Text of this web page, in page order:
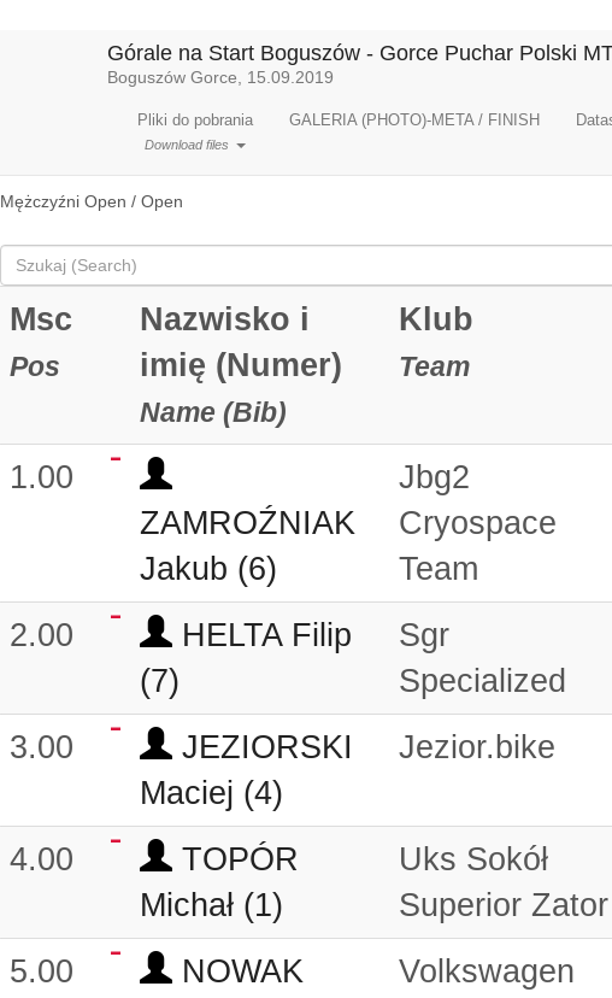
Górale na Start Boguszów - Gorce Puchar Polski
Boguszów Gorce, 15.09.2019
Pliki do pobrania
Download files
GALERIA (PHOTO)-META / FINISH
Mężczyźni Open / Open
Msc
Pos
Nazwisko i
imię (Numer)
Name (Bib)
Klub
Team
1.00
ZAMROŹNIAK
Jakub (6)
Jbg2
Cryospace
Team
2.00
HELTA Filip
(7)
Sgr
Specialized
3.00
JEZIORSKI
Maciej (4)
Jezior.bike
4.00
TOPÓR
Michał (1)
Uks Sokół
Superior Zator
5.00
NOWAK
Volkswagen